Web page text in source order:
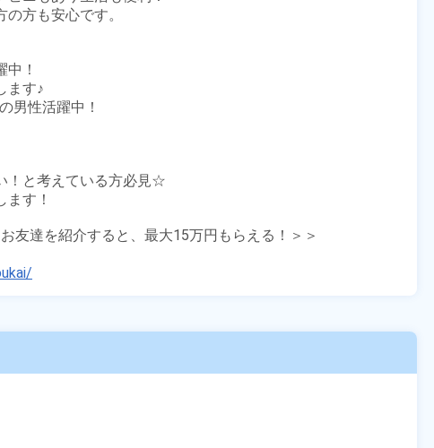
方も安心です。
！
ます♪
男性活躍中！
！と考えている方必見☆
す！
友達を紹介すると、最大15万円もらえる！＞＞